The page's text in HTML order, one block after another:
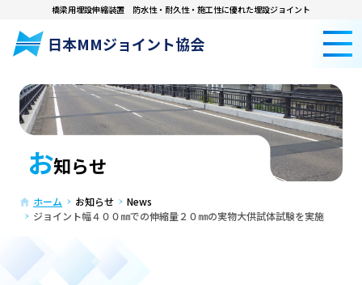
日本MMジョイント協会
橋梁用埋設伸縮装置 防水性・耐久性・施工性に優れた埋設ジョイント
お知らせ
ホーム お知らせ
News
ジョイント幅４００㎜での伸縮量２０㎜の実物大供試体試験を実施